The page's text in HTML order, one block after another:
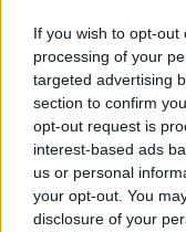
If you wish to opt-
processing of your
targeted advertising
section to confirm
opt-out request is
interest-based ads
us or personal
your opt-out. You
disclosure of your
syksyn sää